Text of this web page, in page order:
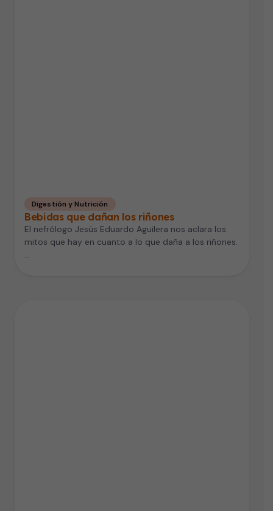
Digestión y Nutrición
Bebidas que dañan los riñones
El nefrólogo Jesús Eduardo Aguilera nos aclara los
mitos que hay en cuanto a lo que daña a los riñones.